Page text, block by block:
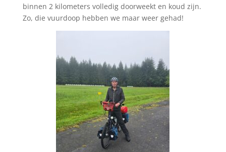
binnen 2 kilometers volledig doorweekt en koud zijn.
Zo, die vuurdoop hebben we maar weer gehad!